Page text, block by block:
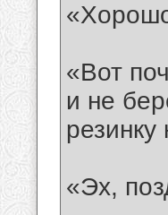
«Вот
и не
резинку
«Эх,